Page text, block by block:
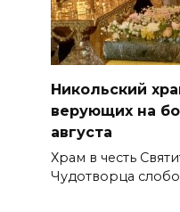
Никольский
верующих на
августа
Храм в честь
Чудотворца